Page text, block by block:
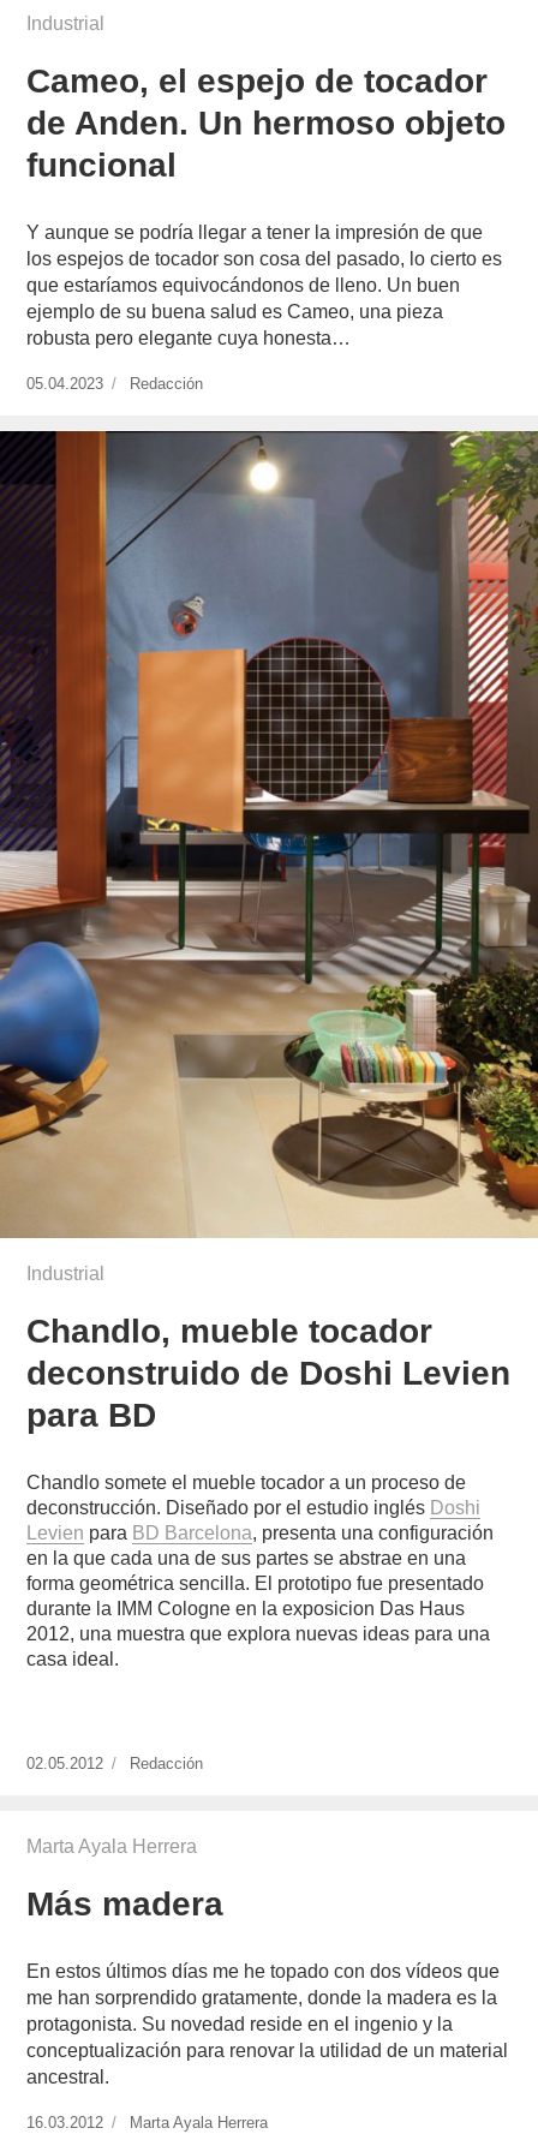
Industrial
Cameo, el espejo de tocador
de Anden. Un hermoso objeto
funcional
Y aunque se podría llegar a tener la impresión de que
los espejos de tocador son cosa del pasado, lo cierto es
que estaríamos equivocándonos de lleno. Un buen
ejemplo de su buena salud es Cameo, una pieza
robusta pero elegante cuya honesta…
Publicado
05.04.2023 https://www.experimenta.es/author/redaccion/
Redacción
Industrial
Chandlo, mueble tocador
deconstruido de Doshi Levien
para BD
Chandlo somete el mueble tocador a un proceso de
deconstrucción. Diseñado por el estudio inglés Doshi
Levien para BD Barcelona, presenta una configuración
en la que cada una de sus partes se abstrae en una
forma geométrica sencilla. El prototipo fue presentado
durante la IMM Cologne en la exposicion Das Haus
2012, una muestra que explora nuevas ideas para una
casa ideal.
Publicado
02.05.2012 https://www.experimenta.es/author/redaccion/
Redacción
Marta Ayala Herrera
Más madera
En estos últimos días me he topado con dos vídeos que
me han sorprendido gratamente, donde la madera es la
protagonista. Su novedad reside en el ingenio y la
conceptualización para renovar la utilidad de un material
ancestral.
Publicado
16.03.2012 https://www.experimenta.es/author/
Marta Ayala Herrera